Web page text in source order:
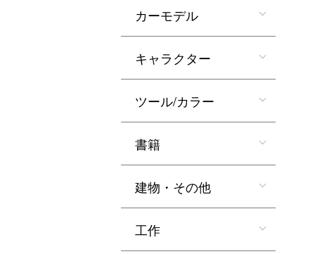
カーモデル
キャラクター
ツール/カラー
書籍
建物・その他
工作